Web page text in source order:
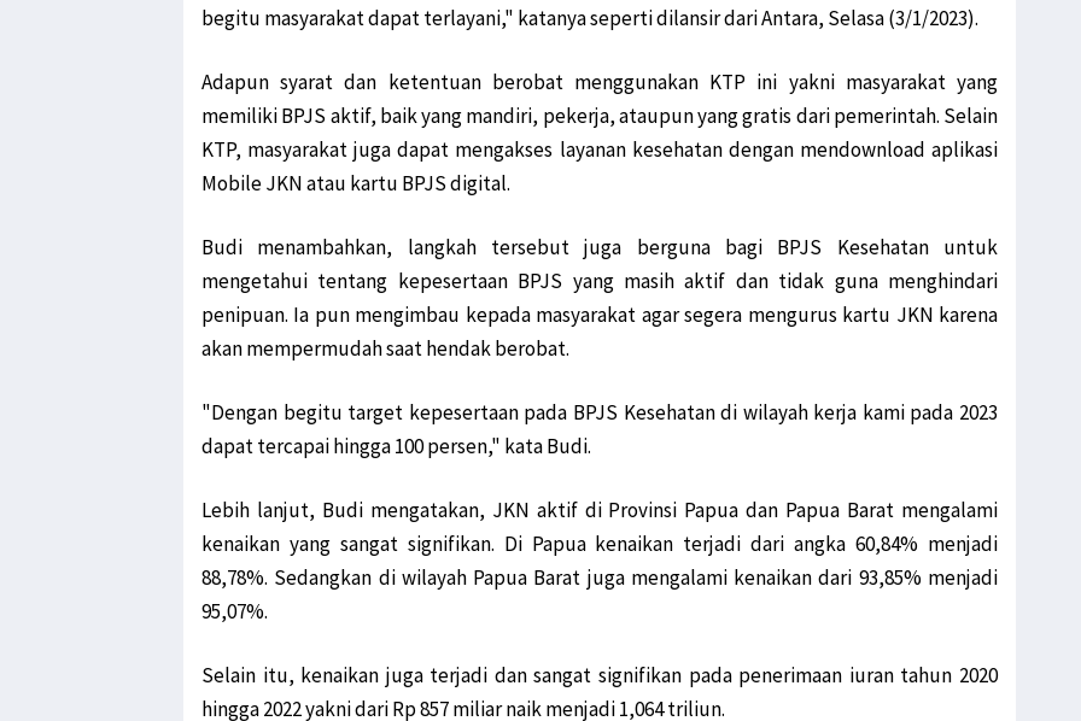
begitu masyarakat dapat terlayani," katanya seperti dilansir dari Antara, Selasa (3/1/2023).
Adapun syarat dan ketentuan berobat menggunakan KTP ini yakni masyarakat yang
memiliki BPJS aktif, baik yang mandiri, pekerja, ataupun yang gratis dari pemerintah. Selain
KTP, masyarakat juga dapat mengakses layanan kesehatan dengan mendownload aplikasi
Mobile JKN atau kartu BPJS digital.
Budi menambahkan, langkah tersebut juga berguna bagi BPJS Kesehatan untuk
mengetahui tentang kepesertaan BPJS yang masih aktif dan tidak guna menghindari
penipuan. Ia pun mengimbau kepada masyarakat agar segera mengurus kartu JKN karena
akan mempermudah saat hendak berobat.
"Dengan begitu target kepesertaan pada BPJS Kesehatan di wilayah kerja kami pada 2023
dapat tercapai hingga 100 persen," kata Budi.
Lebih lanjut, Budi mengatakan, JKN aktif di Provinsi Papua dan Papua Barat mengalami
kenaikan yang sangat signifikan. Di Papua kenaikan terjadi dari angka 60,84% menjadi
88,78%. Sedangkan di wilayah Papua Barat juga mengalami kenaikan dari 93,85% menjadi
95,07%.
Selain itu, kenaikan juga terjadi dan sangat signifikan pada penerimaan iuran tahun 2020
hingga 2022 yakni dari Rp 857 miliar naik menjadi 1,064 triliun.